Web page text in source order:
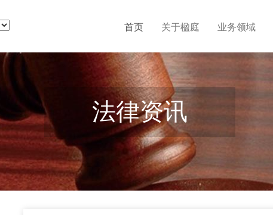
首页 关于楹庭 业务领域
法律资讯